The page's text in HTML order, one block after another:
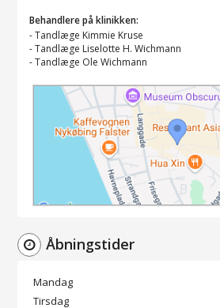
Behandlere på klinikken:
-Tandlæge Kimmie Kruse
-Tandlæge Liselotte H. Wichmann
-Tandlæge Ole Wichmann
Åbningstider
Mandag
Tirsdag